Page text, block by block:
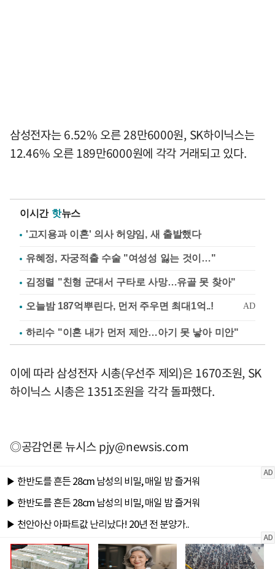
삼성전자는 6.52% 오른 28만6000원, SK하이닉스는
12.46% 오른 189만6000원에 각각 거래되고 있다.
이시간 핫뉴스
'고지용과 이혼' 의사 허양임, 새 출발했다
유혜정, 자궁적출 수술 "여성성 잃는 것이…"
김정렬 "친형 군대서 구타로 사망…유골 못 찾아"
하리수 "이혼 내가 먼저 제안…아기 못 낳아 미안"
이에 따라 삼성전자 시총(우선주 제외)은 1670조원, SK
하이닉스 시총은 1351조원을 각각 돌파했다.
◎공감언론 뉴시스pjy@newsis.com